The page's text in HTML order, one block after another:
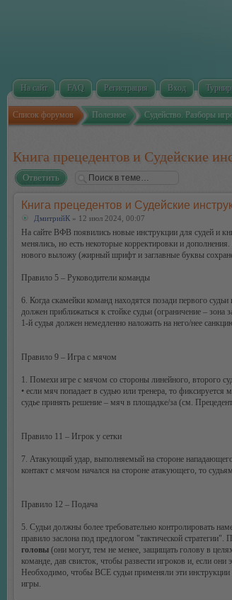
На сайт FAQ Регистрация Вход
Список форумов Полезное Судейство. Разборы
Книга прецедентов и Судейские
Ответить
Книга прецедентов и Судейские
ДмитрийК » 12 июл 2024, 00:07
На сайте ВФВ появились новые инструкции для судей и
менялись, но есть некоторые корректировки и
нового выложу (жирный шрифт и заглавные буквы
Правило 5 – Руководители команды
6. Когда скамейки команд находятся позади первого
должен приближаться к стойке судьи (ограничение –
1-й судья должен немедленно наложить на него/нее
Правило 9 – Игра с мячом
1. Помехи игре c мячом со стороны линейного, второго
• если мяч попадает в судью или тренера, то
судье принять решение – мяч в площадке/за (см.
Правило 11 – Игрок у сетки
7. Атакующий удар, выполняемый на стороне
контакт с мячом начался на стороне атакующего, то
Правило 12 – Подача
5. Судьи должны более требовательно контролировать
правило заслона под предлогом "тактической
головы (они могут, тем не менее, защищать голову в
команде, дав свисток, чтобы развести игроков и, если они
Необходимо, чтобы ВСЕ судьи применяли эти инструкции
игры.